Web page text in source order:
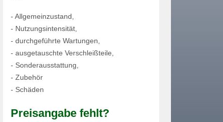
- Allgemeinzustand,
- Nutzungsintensität,
- durchgeführte Wartungen,
- ausgetauschte Verschleißteile,
- Sonderausstattung,
- Zubehör
- Schäden
Preisangabe fehlt?